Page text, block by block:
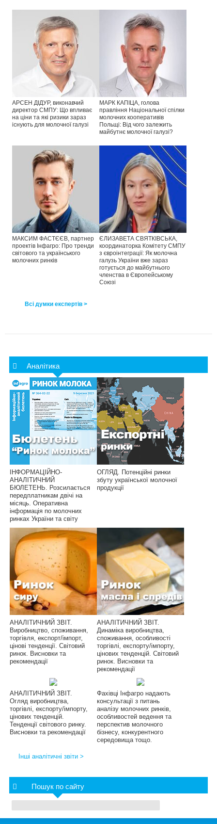
АРСЕН ДІДУР, виконавчий
директор СМПУ: Що впливає
на ціни та які ризики зараз
існують для молочної галузі
МАРК КАПІЦА, голова
правління Національної спілки
молочних кооперативів
Польщі: Від чого залежить
майбутнє молочної галузі?
МАКСИМ ФАСТЄЄВ, партнер
проектів Інфагро: Про тренди
світового та українського
молочних ринків
ЄЛИЗАВЕТА СВЯТКІВСЬКА,
координаторка Комітету СМПУ
з євроінтеграції: Як молочна
галузь України вже зараз
готується до майбутнього
членства в Європейському
Союзі
Всі думки експертів >
Аналітика
ІНФОРМАЦІЙНО-
АНАЛІТИЧНИЙ
БЮЛЕТЕНЬ. Розсилається
передплатникам двічі на
місяць. Оперативна
інформація по молочних
ринках України та світу
ОГЛЯД. Потенційні ринки
збуту української молочної
продукції
АНАЛІТИЧНИЙ ЗВІТ.
Виробництво, споживання,
торгівля, експорт/імпорт,
цінові тенденції. Світовий
ринок. Висновки та
рекомендації
АНАЛІТИЧНИЙ ЗВІТ.
Динаміка виробництва,
споживання, особливості
торгівлі, експорту/імпорту,
цінових тенденцій. Світовий
ринок. Висновки та
рекомендації
АНАЛІТИЧНИЙ ЗВІТ.
Огляд виробництва,
торгівлі, експорту/імпорту,
цінових тенденцій.
Тенденції світового ринку.
Висновки та рекомендації
Фахівці Інфагро надають
консультації з питань
аналізу молочних ринків,
особливостей ведення та
перспектив молочного
бізнесу, конкурентного
середовища тощо.
Інші аналітичні звіти >
Пошук по сайту